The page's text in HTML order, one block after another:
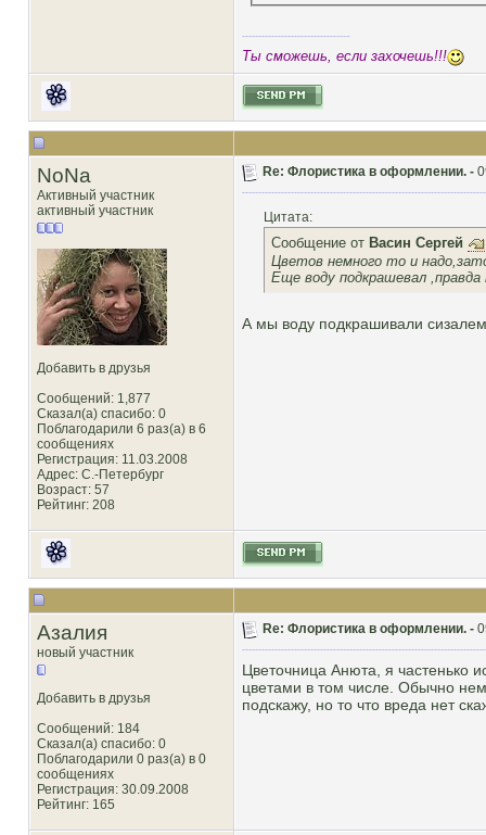
Ты сможешь, если захочешь!!!
NoNa
Активный участник
активный участник
Добавить в друзья
Сообщений: 1,877
Сказал(а) спасибо: 0
Поблагодарили 6 раз(а) в 6
сообщениях
Регистрация: 11.03.2008
Адрес: С.-Петербург
Возраст: 57
Рейтинг: 208
Re: Флористика в оформлении. -
Цитата:
Сообщение от Васин Сергей
Цветов немного то и
Еще воду подкрашевал
А мы воду подкрашивали
Азалия
новый участник
Добавить в друзья
Сообщений: 184
Сказал(а) спасибо: 0
Поблагодарили 0 раз(а) в 0
сообщениях
Регистрация: 30.09.2008
Рейтинг: 165
Re: Флористика в оформлении. -
Цветочница Анюта, я частенько
цветами в том числе. Обычно
подскажу, но то что вреда нет